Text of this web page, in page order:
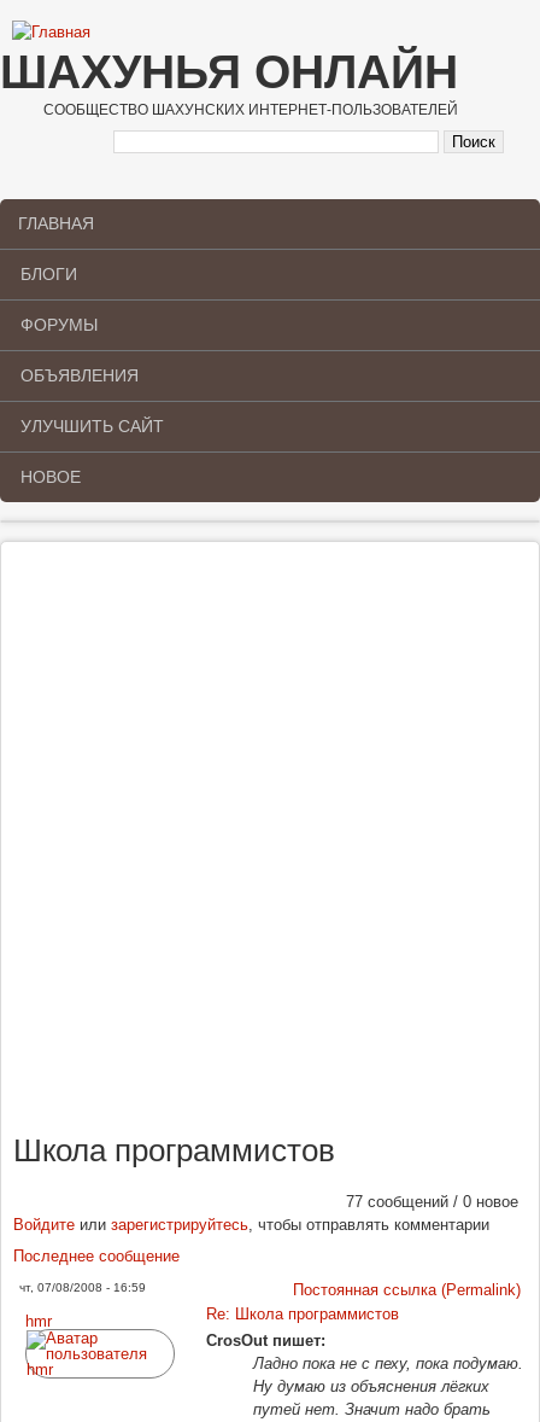
Перейти к основному содержанию
ШАХУНЬЯ ОНЛАЙН
СООБЩЕСТВО ШАХУНСКИХ ИНТЕРНЕТ-ПОЛЬЗОВАТЕЛЕЙ
Main menu
ГЛАВНАЯ
БЛОГИ
ФОРУМЫ
ОБЪЯВЛЕНИЯ
УЛУЧШИТЬ САЙТ
НОВОЕ
Школа программистов
77 сообщений / 0 новое
Войдите или зарегистрируйтесь, чтобы отправлять комментарии
Последнее сообщение
чт, 07/08/2008 - 16:59
Постоянная ссылка (Permalink)
hmr
Re: Школа программистов
CrosOut пишет:
Ладно пока не с пеху, пока подумаю.
Ну думаю из объяснения лёгких
путей нет. Значит надо брать